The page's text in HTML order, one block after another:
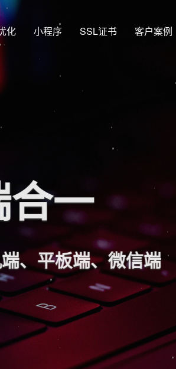
化 小程序 SSL证书 客户案例
合一
、平板端、微信端